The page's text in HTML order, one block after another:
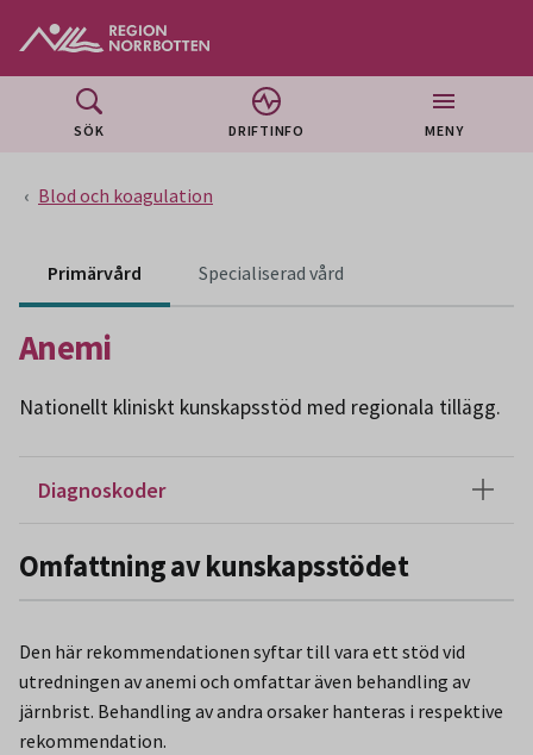
SÖK DRIFTINFO MENY
Blod och koagulation
Primärvård Specialiserad vård
Anemi
Nationellt kliniskt kunskapsstöd med regionala tillägg.
Diagnoskoder
Omfattning av kunskapsstödet
Den här rekommendationen syftar till vara ett stöd vid
utredningen av anemi och omfattar även behandling av
järnbrist. Behandling av andra orsaker hanteras i respektive
rekommendation.